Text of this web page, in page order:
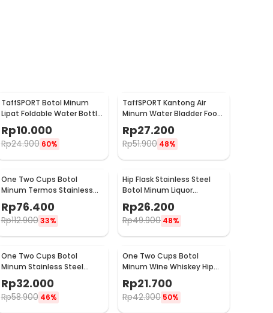
TaffSPORT Botol Minum
Lipat Foldable Water Bottle
BPA Free 700ml - S29
Rp10.000
Rp24.900 60%
TaffSPORT Kantong Air
Minum Water Bladder Food
Grade Hydration Bag 2L -
SD16
Rp27.200
Rp51.900 48%
One Two Cups Botol
Minum Termos Stainless
Steel BPA Free 400ml -
K623
Rp76.400
Rp112.900 33%
Hip Flask Stainless Steel
Botol Minum Liquor
Whiskey Vintage 7oz Jack
Daniel - H-7
Rp26.200
Rp49.900 48%
One Two Cups Botol
Minum Stainless Steel
Portable with Carabiner
750ml - GBD
Rp32.000
Rp58.900 46%
One Two Cups Botol
Minum Wine Whiskey Hip
Flask 7oz - F0212
Rp21.700
Rp42.900 50%